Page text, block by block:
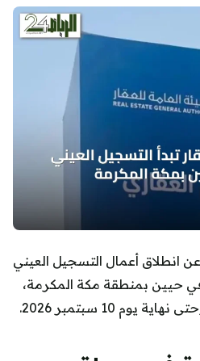
عن انطلاق أعمال التسجيل العيني
حيين بمنطقة مكة المكرمة،